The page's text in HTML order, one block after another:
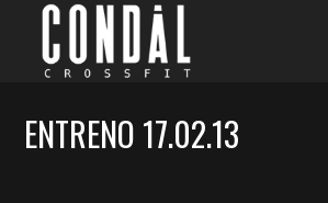
ENTRENO 17.02.13